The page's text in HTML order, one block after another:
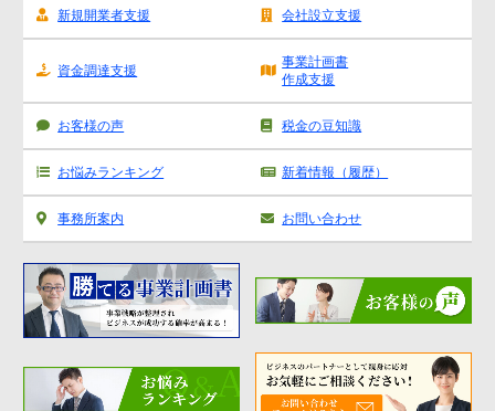
新規開業者支援 会社設立支援
資金調達支援
事業計画書
作成支援
お客様の声 税金の豆知識
お悩みランキング 新着情報（履歴）
事務所案内 お問い合わせ